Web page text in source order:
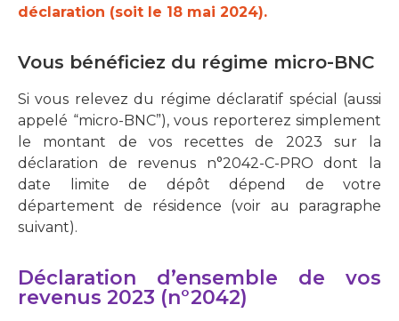
déclaration (soit le 18 mai 2024).
Vous bénéficiez du régime micro-BNC
Si vous relevez du régime déclaratif spécial (aussi
appelé “micro-BNC”), vous reporterez simplement
le montant de vos recettes de 2023 sur la
déclaration de revenus n°2042-C-PRO dont la
date limite de dépôt dépend de votre
département de résidence (voir au paragraphe
suivant).
Déclaration d’ensemble de vos
revenus 2023 (n°2042)